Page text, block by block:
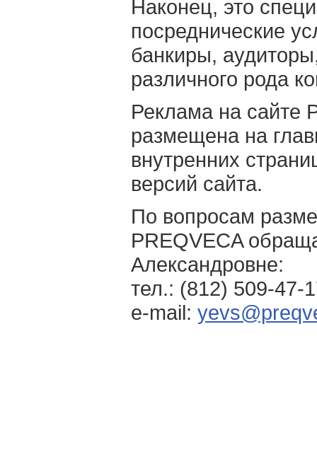
Наконец, это
посреднические
банкиры,
различного рода
Реклама на сайте
размещена на
внутренних
версий сайта.
По вопросам
PREQVECA
Александровне:
тел.: (812) 509-47-
e-mail: